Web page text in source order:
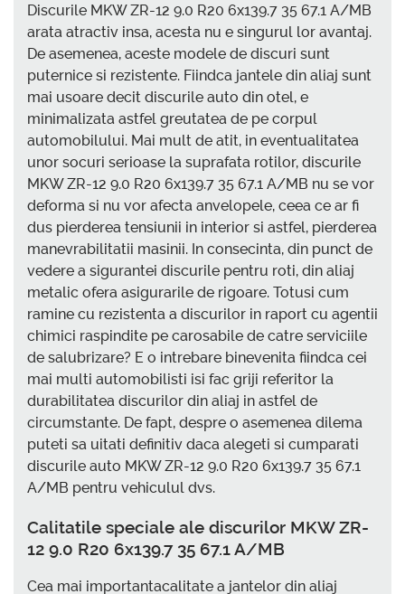
Discurile MKW ZR-12 9.0 R20 6x139.7 35 67.1 A/MB
arata atractiv insa, acesta nu e singurul lor avantaj.
De asemenea, aceste modele de discuri sunt
puternice si rezistente. Fiindca jantele din aliaj sunt
mai usoare decit discurile auto din otel, e
minimalizata astfel greutatea de pe corpul
automobilului. Mai mult de atit, in eventualitatea
unor socuri serioase la suprafata rotilor, discurile
MKW ZR-12 9.0 R20 6x139.7 35 67.1 A/MB nu se vor
deforma si nu vor afecta anvelopele, ceea ce ar fi
dus pierderea tensiunii in interior si astfel, pierderea
manevrabilitatii masinii. In consecinta, din punct de
vedere a sigurantei discurile pentru roti, din aliaj
metalic ofera asigurarile de rigoare. Totusi cum
ramine cu rezistenta a discurilor in raport cu agentii
chimici raspindite pe carosabile de catre serviciile
de salubrizare? E o intrebare binevenita fiindca cei
mai multi automobilisti isi fac griji referitor la
durabilitatea discurilor din aliaj in astfel de
circumstante. De fapt, despre o asemenea dilema
puteti sa uitati definitiv daca alegeti si cumparati
discurile auto MKW ZR-12 9.0 R20 6x139.7 35 67.1
A/MB pentru vehiculul dvs.
Calitatile speciale ale discurilor MKW ZR-
12 9.0 R20 6x139.7 35 67.1 A/MB
Cea mai importantacalitate a jantelor din aliaj